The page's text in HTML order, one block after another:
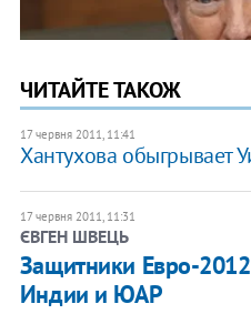
ЧИТАЙТЕ ТАКОЖ
17 червня 2011, 11:41
Хантухова обыгрывает
17 червня 2011, 11:31
ЄВГЕН ШВЕЦЬ
Защитники Евро-
Индии и ЮАР